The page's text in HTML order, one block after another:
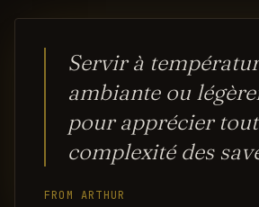
Servir à
ambiante ou
pour apprécier
complexité des
FROM ARTHUR